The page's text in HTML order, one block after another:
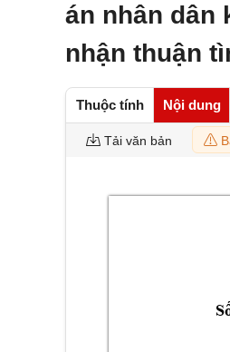
án nhân dân
nhận thuận
Thuộc tính Nội dung
Tải văn bản